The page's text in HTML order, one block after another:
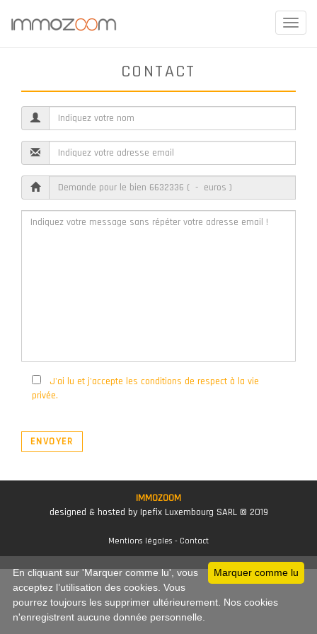
Toggle
CONTACT
J'ai lu et j'accepte les conditions de respect à la vie
privée.
ENVOYER
IMMOZOOM
designed & hosted by Ipefix Luxembourg SARL © 2019
Mentions légales - Contact
Marquer comme lu
En cliquant sur 'Marquer comme lu', vous
acceptez l’utilisation des cookies. Vous
pourrez toujours les supprimer ultérieurement. Nos cookies
n'enregistrent aucune donnée personnelle.